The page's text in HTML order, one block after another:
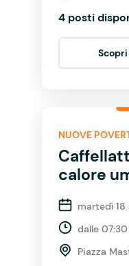
4 posti
NUOVE
calore
martedì
dalle
Piazza